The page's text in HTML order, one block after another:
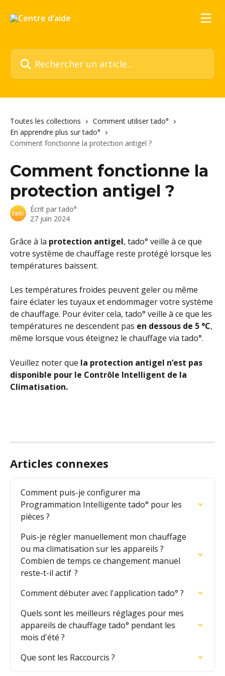
Rechercher un article...
Toutes les collections
Comment utiliser tado°
En apprendre plus sur tado°
Comment fonctionne la protection antigel ?
Comment fonctionne la
protection antigel ?
Écrit partado°
27 juin 2024
Grâce à la protection antigel, tado° veille à ce que
votre système de chauffage reste protégé lorsque les
températures baissent.
Les températures froides peuvent geler ou même
faire éclater les tuyaux et endommager votre système
de chauffage. Pour éviter cela, tado° veille à ce que les
températures ne descendent pas en dessous de 5 °C,
même lorsque vous éteignez le chauffage via tado°.
Veuillez noter que la protection antigel n’est pas
disponible pour le Contrôle Intelligent de la
Climatisation.
Articles connexes
Comment puis-je configurer ma
Programmation Intelligente tado° pour les
pièces ?
Puis-je régler manuellement mon chauffage
ou ma climatisation sur les appareils ?
Combien de temps ce changement manuel
reste-t-il actif  ?
Comment débuter avec l'application tado° ?
Quels sont les meilleurs réglages pour mes
appareils de chauffage tado° pendant les
mois d'été ?
Que sont les Raccourcis ?